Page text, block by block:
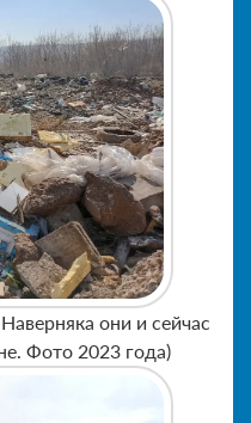
они и сейчас
Фото 2023 года)